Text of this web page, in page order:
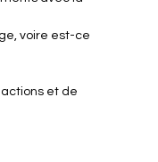
voire est-ce
et de